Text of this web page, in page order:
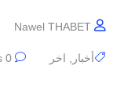
Nawel THABET
أخبار اخر